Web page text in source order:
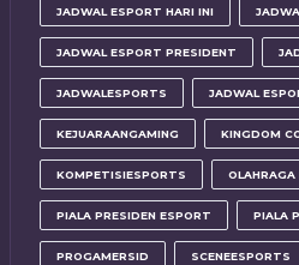
JADWAL ESPORT HARI INI
JADWAL ESPORT PRESIDENT
JADWALESPORTS JADWAL
KEJUARAANGAMING KINGDOM
KOMPETISIESPORTS OLAHRAGA
PIALA PRESIDEN ESPORT PIALA
PROGAMERSID SCENEESPORTS